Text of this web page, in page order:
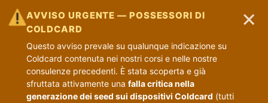
AVVISO URGENTE — POSSESSORI DI
COLDCARD
Questo avviso prevale su qualunque indicazione su
Coldcard contenuta nei nostri corsi e nelle nostre
consulenze precedenti. È stata scoperta e già
sfruttata attivamente una falla critica nella
generazione dei seed sui dispositivi Coldcard (tutti
×